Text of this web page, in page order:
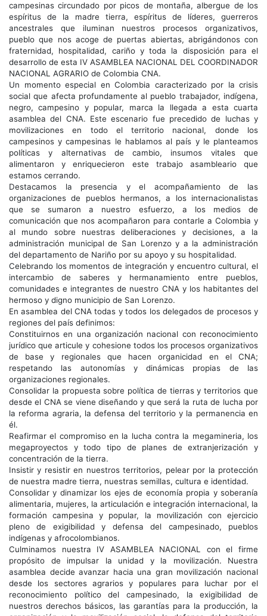
campesinas circundado por picos de montaña, albergue de los
espíritus de la madre tierra, espíritus de líderes, guerreros
ancestrales que iluminan nuestros procesos organizativos,
pueblo que nos acoge de puertas abiertas, abrigándonos con
fraternidad, hospitalidad, cariño y toda la disposición para el
desarrollo de esta IV ASAMBLEA NACIONAL DEL COORDINADOR
NACIONAL AGRARIO de Colombia CNA.
Un momento especial en Colombia caracterizado por la crisis
social que afecta profundamente al pueblo trabajador, indígena,
negro, campesino y popular, marca la llegada a esta cuarta
asamblea del CNA. Este escenario fue precedido de luchas y
movilizaciones en todo el territorio nacional, donde los
campesinos y campesinas le hablamos al país y le planteamos
políticas y alternativas de cambio, insumos vitales que
alimentaron y enriquecieron este trabajo asambleario que
estamos cerrando.
Destacamos la presencia y el acompañamiento de las
organizaciones de pueblos hermanos, a los internacionalistas
que se sumaron a nuestro esfuerzo, a los medios de
comunicación que nos acompañaron para contarle a Colombia y
al mundo sobre nuestras deliberaciones y decisiones, a la
administración municipal de San Lorenzo y a la administración
del departamento de Nariño por su apoyo y su hospitalidad.
Celebrando los momentos de integración y encuentro cultural, el
intercambio de saberes y hermanamiento entre pueblos,
comunidades e integrantes de nuestro CNA y los habitantes del
hermoso y digno municipio de San Lorenzo.
En asamblea del CNA todas y todos los delegados de procesos y
regiones del país definimos:
Constituirnos en una organización nacional con reconocimiento
jurídico que articule y cohesione todos los procesos organizativos
de base y regionales que hacen organicidad en el CNA;
respetando las autonomías y dinámicas propias de las
organizaciones regionales.
Consolidar la propuesta sobre política de tierras y territorios que
desde el CNA se viene diseñando y que será la ruta de lucha por
la reforma agraria, la defensa del territorio y la permanencia en
él.
Reafirmar el compromiso en la lucha contra la megamineria, los
megaproyectos y todo tipo de planes de extranjerización y
concentración de la tierra.
Insistir y resistir en nuestros territorios, pelear por la protección
de nuestra madre tierra, nuestras semillas, cultura e identidad.
Consolidar y dinamizar los ejes de economía propia y soberanía
alimentaria, mujeres, la articulación e integración internacional, la
formación campesina y popular, la movilización con ejercicio
pleno de exigibilidad y defensa del campesinado, pueblos
indígenas y afrocolombianos.
Culminamos nuestra IV ASAMBLEA NACIONAL con el firme
propósito de impulsar la unidad y la movilización. Nuestra
asamblea decide avanzar hacia una gran movilización nacional
desde los sectores agrarios y populares para luchar por el
reconocimiento político del campesinado, la exigibilidad de
nuestros derechos básicos, las garantías para la producción, la